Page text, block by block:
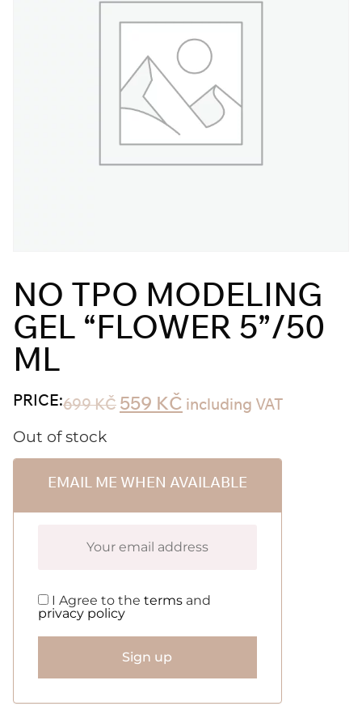
NO TPO MODELING
GEL “FLOWER 5”/50
ML
PRICE:699KČ 559 KČ including VAT
Out of stock
EMAIL ME WHEN AVAILABLE
I Agree to the terms and
privacy policy
Sign up